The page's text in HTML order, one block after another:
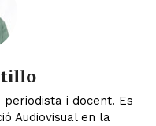
periodista i docent. Es
Audiovisual en la